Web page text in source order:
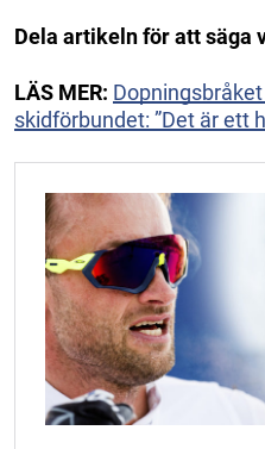
Dela artikeln för att säga
LÄS MER:
skidförbundet: ”Det är ett